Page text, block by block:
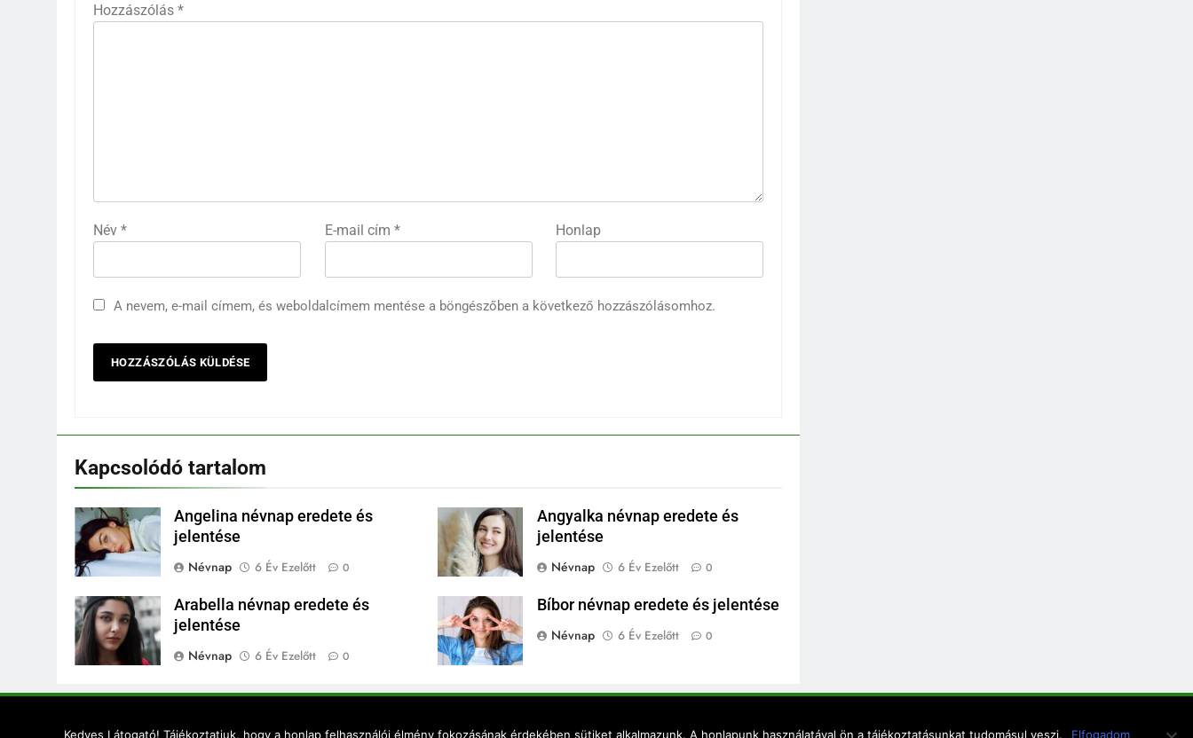
Hozzászólás *
Név * E-mail cím * Honlap
A nevem, e-mail címem, és weboldalcímem mentése a böngészőben a következő hozzászólásomhoz.
Kapcsolódó tartalom
Angelina névnap eredete és
jelentése
Névnap
6 Év Ezelőtt 0
Angyalka névnap eredete és
jelentése
Névnap
6 Év Ezelőtt 0
Arabella névnap eredete és
jelentése
Névnap
6 Év Ezelőtt 0
Bíbor névnap eredete és jelentése
Névnap
6 Év Ezelőtt 0
Newsmatic - News WordPress sablon 2026. Powered By BlazeThemes .
Kedves Látogató! Tájékoztatjuk, hogy a honlap felhasználói élmény fokozásának érdekében sütiket alkalmazunk. A honlapunk használatával ön a tájékoztatásunkat tudomásul veszi. Elfogadom